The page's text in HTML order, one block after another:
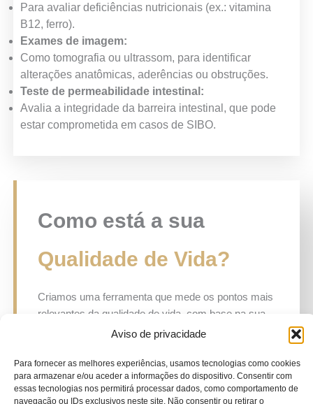
Aviso de privacidade
Para fornecer as melhores experiências, usamos tecnologias como cookies
para armazenar e/ou aceder a informações do dispositivo. Consentir com
essas tecnologias nos permitirá processar dados, como comportamento de
navegação ou IDs exclusivos neste site. Não consentir ou retirar o
Para avaliar deficiências nutricionais (ex.: vitamina
B12, ferro).
Exames de imagem:
Como tomografia ou ultrassom, para identificar
alterações anatômicas, aderências ou obstruções.
Teste de permeabilidade intestinal:
Avalia a integridade da barreira intestinal, que pode
estar comprometida em casos de SIBO.
Como está a sua
Qualidade de Vida?
Criamos uma ferramenta que mede os pontos mais
relevantes da qualidade de vida, com base na sua
alimentação e rotina. Faça seu teste agora!
Teste Nutricional